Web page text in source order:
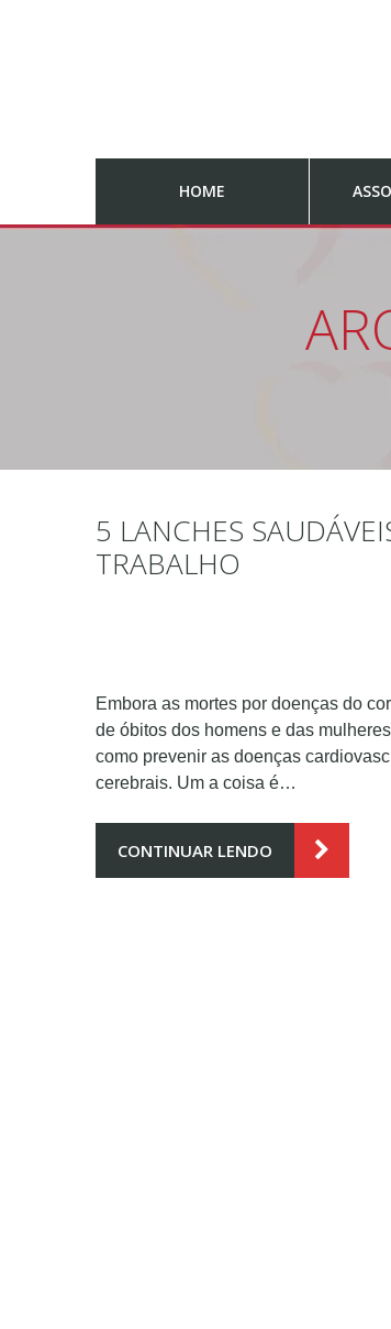
HOME
5 LANCHES
TRABALHO
Embora as mortes por doenças do
de óbitos dos homens e das
como prevenir as doenças
cerebrais. Um a coisa é…
CONTINUAR LENDO